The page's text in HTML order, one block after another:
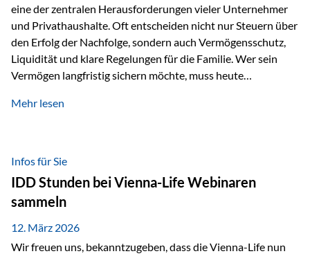
eine der zentralen Herausforderungen vieler Unternehmer
und Privathaushalte. Oft entscheiden nicht nur Steuern über
den Erfolg der Nachfolge, sondern auch Vermögensschutz,
Liquidität und klare Regelungen für die Familie. Wer sein
Vermögen langfristig sichern möchte, muss heute
„Erfolgsformel Liechtenstein“, herausgegeben und verfasst
Vermögensschutz strategisch miteinander verbindet.
Warum klassische Nachfolgeplanung oft scheitert Viele
Vermögen werden erst im Todesfall übertragen. Das kann zu
Problemen führen: Hohe Erbschaftsteuern Streitigkeiten
zwischen Erben Liquiditätsprobleme bei Immobilien…
Mehr lesen
Infos für Sie
IDD Stunden bei Vienna-Life Webinaren
sammeln
12. März 2026
Wir freuen uns, bekanntzugeben, dass die Vienna-Life nun